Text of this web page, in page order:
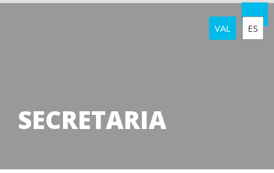
VAL ES
SECRETARIA